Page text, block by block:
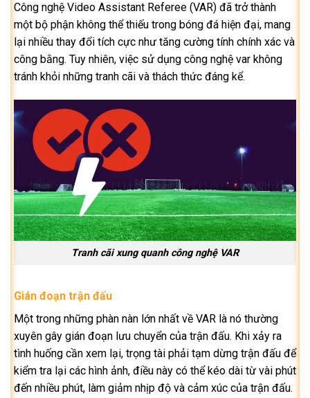
Công nghệ Video Assistant Referee (VAR) đã trở thành
một bộ phận không thể thiếu trong bóng đá hiện đại, mang
lại nhiều thay đổi tích cực như tăng cường tính chính xác và
công bằng. Tuy nhiên, việc sử dụng công nghệ var không
tránh khỏi những tranh cãi và thách thức đáng kể.
Tranh cãi xung quanh công nghệ VAR
Gián đoạn trận đấu
Một trong những phàn nàn lớn nhất về VAR là nó thường
xuyên gây gián đoạn lưu chuyển của trận đấu. Khi xảy ra
tình huống cần xem lại, trọng tài phải tạm dừng trận đấu để
kiểm tra lại các hình ảnh, điều này có thể kéo dài từ vài phút
đến nhiều phút, làm giảm nhịp độ và cảm xúc của trận đấu.